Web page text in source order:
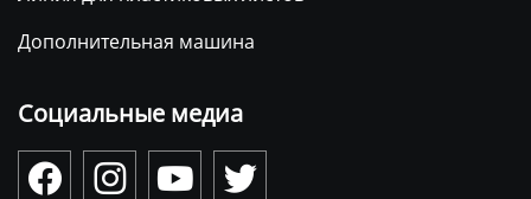
Дополнительная машина
Социальные медиа
   